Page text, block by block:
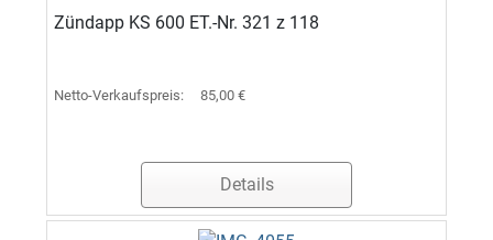
Zündapp KS 600 ET.-Nr. 321 z 118
Netto-Verkaufspreis: 85,00 €
Details